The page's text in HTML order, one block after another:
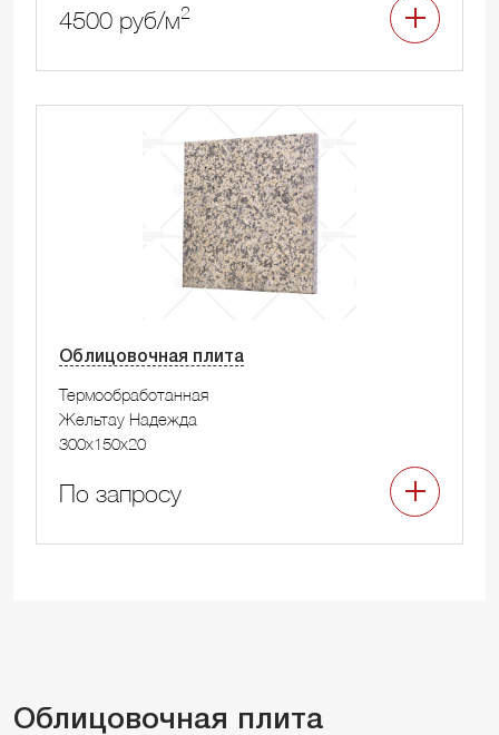
4500 руб/м2
Облицовочная плита
Термообработанная
Жельтау Надежда
300x150x20
По запросу
Облицовочная плита